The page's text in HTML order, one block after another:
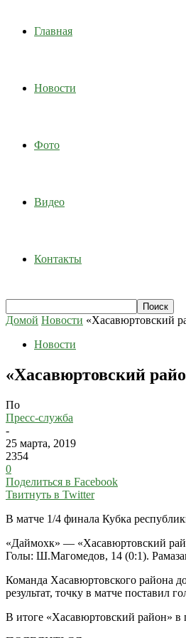
Главная
Новости
Фото
Видео
Контакты
Домой Новости «Хасавюртовский
Новости
«Хасавюртовский
По
Пресс-служба
-
25 марта, 2019
2354
0
Поделиться в Facebook
Твитнуть в Twitter
В матче 1/4 финала Кубка
«Даймохк» — «Хасавюртовский
Голы: Ш.Магомедов, 14 (0:1).
Команда Хасавюртовского района
результат, точку в матче поставил
В итоге «Хасавюртовский район» в